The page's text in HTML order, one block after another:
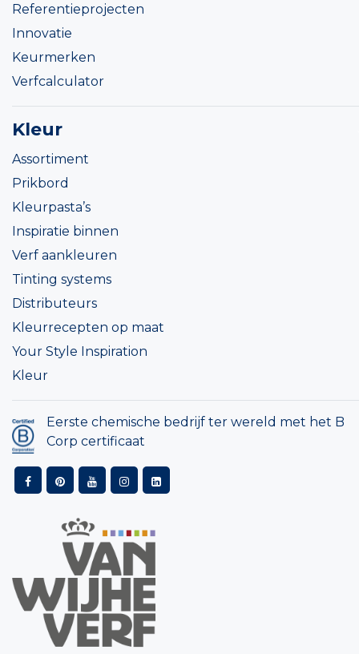
Referentieprojecten
Innovatie
Keurmerken
Verfcalculator
Kleur
Assortiment
Prikbord
Kleurpasta’s
Inspiratie binnen
Verf aankleuren
Tinting systems
Distributeurs
Kleurrecepten op maat
Your Style Inspiration
Kleur
Eerste chemische bedrijf ter wereld met het B
Corp certificaat